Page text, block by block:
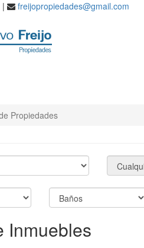
| freijopropiedades@gmail.com
Propiedades
Inmuebles